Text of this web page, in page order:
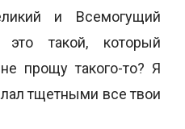
и Всемогущий
такой, который
прощу такого-то? Я
тщетными все твои